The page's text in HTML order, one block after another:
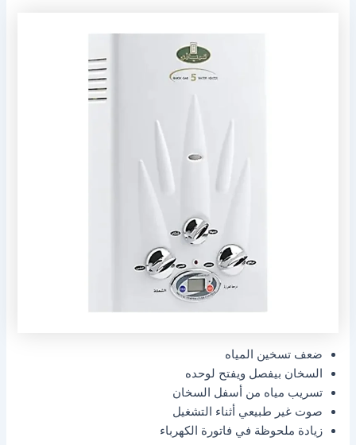
ضعف تسخين المياه
السخان بيفصل ويفتح لوحده
تسريب مياه من أسفل السخان
صوت غير طبيعي أثناء التشغيل
زيادة ملحوظة في فاتورة الكهرباء